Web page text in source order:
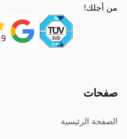
من أجلك!
4,9 من
صفحات
الصفحة الرئيسية